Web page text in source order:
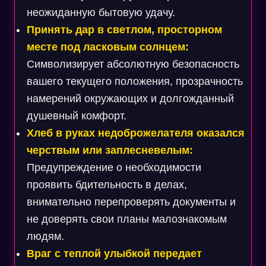
неожиданную бытовую удачу.
Принять дар в светлом, просторном
месте под ласковым солнцем:
Символизирует абсолютную безопасность
вашего текущего положения, прозрачность
намерений окружающих и долгожданный
душевный комфорт.
Хлеб в руках недоброжелателя оказался
черствым или заплесневелым:
Предупреждение о необходимости
проявить бдительность в делах,
внимательно перепроверять документы и
не доверять свои планы малознакомым
людям.
Враг с теплой улыбкой передает